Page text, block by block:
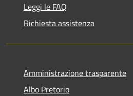
Leggi le FAQ
Richiesta assistenza
Amministrazione trasparente
Albo Pretorio